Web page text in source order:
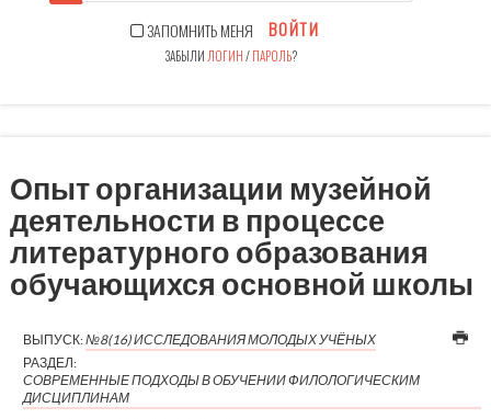
ЗАПОМНИТЬ МЕНЯ ВОЙТИ
ЗАБЫЛИ ЛОГИН/ПАРОЛЬ?
Опыт организации музейной
деятельности в процессе
литературного образования
обучающихся основной школы
ВЫПУСК:№8(16) ИССЛЕДОВАНИЯ МОЛОДЫХ УЧЁНЫХ
РАЗДЕЛ:
СОВРЕМЕННЫЕ ПОДХОДЫ В ОБУЧЕНИИ ФИЛОЛОГИЧЕСКИМ
ДИСЦИПЛИНАМ